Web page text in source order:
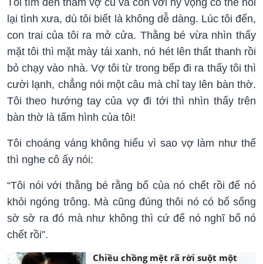
lại tình xưa, dù tôi biết là không dễ dàng. Lúc tôi đến,
con trai của tôi ra mở cửa. Thằng bé vừa nhìn thấy
mặt tôi thì mặt mày tái xanh, nó hét lên thất thanh rồi
bỏ chạy vào nhà. Vợ tôi từ trong bếp đi ra thấy tôi thì
cười lạnh, chẳng nói một câu mà chỉ tay lên bàn thờ.
Tôi theo hướng tay của vợ đi tới thì nhìn thấy trên
bàn thờ là tấm hình của tôi!
Tôi choáng váng không hiểu vì sao vợ làm như thế
thì nghe cô ấy nói:
“Tôi nói với thằng bé rằng bố của nó chết rồi để nó
khỏi ngóng trông. Mà cũng đúng thôi nó có bố sống
sờ sờ ra đó mà như không thì cứ để nó nghĩ bố nó
chết rồi”.
Chiều chồng mệt rã rời suột một